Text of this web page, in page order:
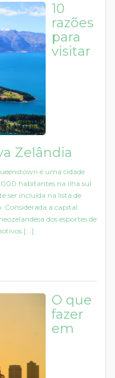
10
razões
para
visitar
Zelândia
é uma cidade
habitantes na ilha sul
ser incluída na lista de
Considerada a capital
dos esportes de
[...]
O que
fazer
em